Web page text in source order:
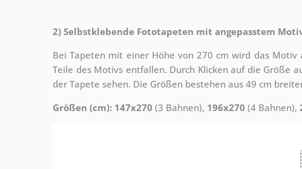
2) Selbstklebende Fototapeten mit angepasstem
Bei Tapeten mit einer Höhe von 270 cm wird das
Teile des Motivs entfallen. Durch Klicken auf die Größe
der Tapete sehen. Die Größen bestehen aus 49 cm
Größen (cm): 147x270 (3 Bahnen), 196x270 (4 Bahnen),